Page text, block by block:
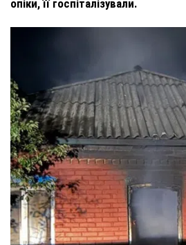
опіки, її госпіталізували.